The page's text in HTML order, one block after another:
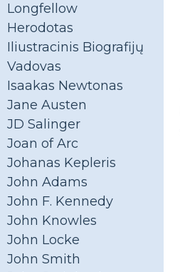
Longfellow
Herodotas
Iliustracinis Biografijų
Vadovas
Isaakas Newtonas
Jane Austen
JD Salinger
Joan of Arc
Johanas Kepleris
John Adams
John F. Kennedy
John Knowles
John Locke
John Smith